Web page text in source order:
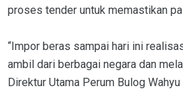
proses tender untuk memastikan
“Impor beras sampai hari ini
ambil dari berbagai negara dan
Direktur Utama Perum Bulog